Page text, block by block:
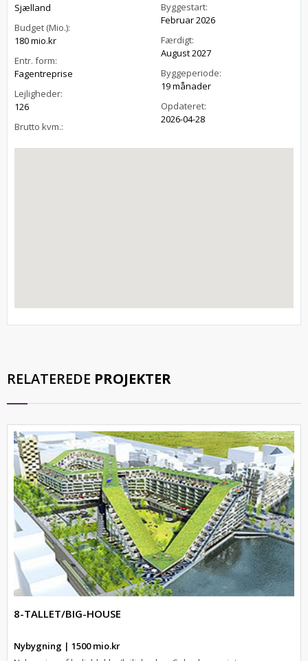
Sjælland
Budget (Mio.):
180 mio.kr
Entr. form:
Fagentreprise
Lejligheder:
126
Brutto kvm.:
Byggestart:
Februar 2026
Færdigt:
August 2027
Byggeperiode:
19 månader
Opdateret:
2026-04-28
RELATEREDE PROJEKTER
8-TALLET/BIG-HOUSE
Nybygning | 1500 mio.kr